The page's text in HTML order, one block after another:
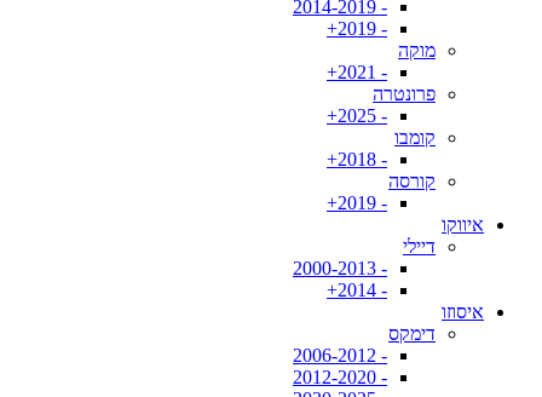
- 2014-2019
- 2019+
מוקה
- 2021+
פרונטרה
- 2025+
קומבו
- 2018+
קורסה
- 2019+
איווקו
דיילי
- 2000-2013
- 2014+
איסוזו
דימקס
- 2006-2012
- 2012-2020